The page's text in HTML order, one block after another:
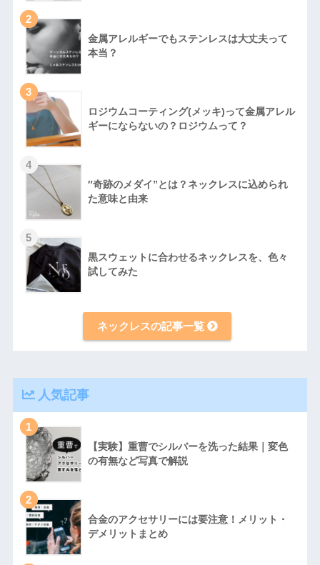
2
金属アレルギーでもステンレスは大丈夫って
本当？
3
ロジウムコーティング(メッキ)って金属アレル
ギーにならないの？ロジウムって？
4
″奇跡のメダイ”とは？ネックレスに込められ
た意味と由来
5
黒スウェットに合わせるネックレスを、色々
試してみた
ネックレスの記事一覧
人気記事
1
【実験】重曹でシルバーを洗った結果｜変色
の有無など写真で解説
2
合金のアクセサリーには要注意！メリット・
デメリットまとめ